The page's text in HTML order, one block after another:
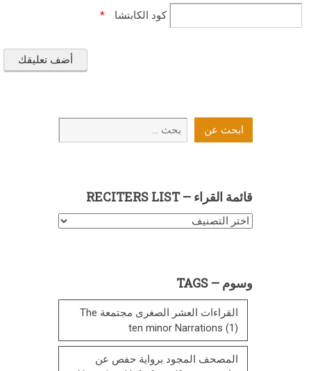
كود الكابتشا *
ابحث
عن
ابحث عن
قائمة القراء – RECITERS LIST
قائمة
List
وسوم – TAGS
القراءات العشر الصغرى مجتمعة The
ten minor Narrations (1)
المصحف المجود برواية حفص عن